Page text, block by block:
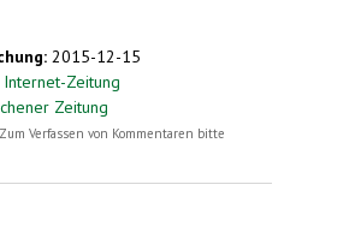
is external)
2015-12-15
Internet-Zeitung
Zeitung
"Esperanto estas pli rapide lernebla ol aliaj
Zum Verfassen von Kommentaren bitte